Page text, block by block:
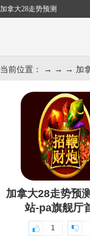
加拿大28走势预测
当前位置： → → → 加拿
加拿大28走势预
站-pa旗舰厅
1